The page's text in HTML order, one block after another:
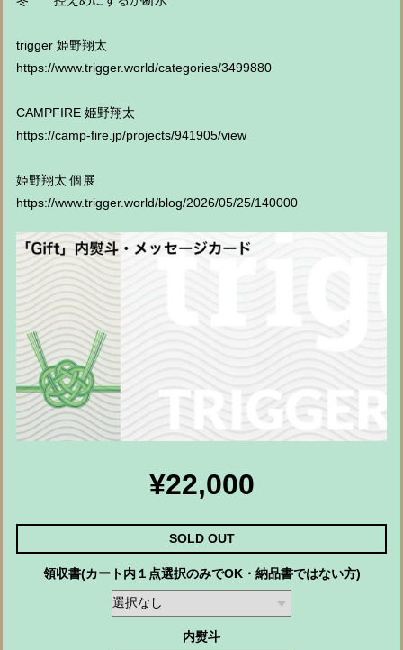
trigger 姫野翔太
https://www.trigger.world/categories/3499880
CAMPFIRE 姫野翔太
https://camp-fire.jp/projects/941905/view
姫野翔太 個展
https://www.trigger.world/blog/2026/05/25/140000
¥22,000
SOLD OUT
領収書(カート内１点選択のみでOK・納品書ではない方)
内熨斗